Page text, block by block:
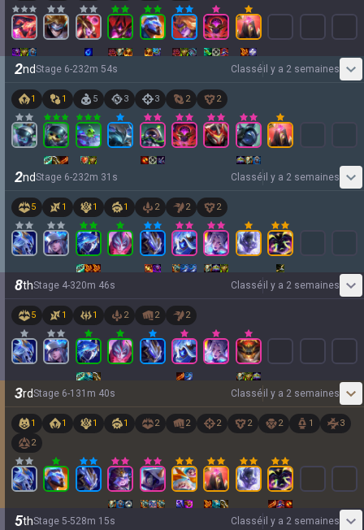
2ndStage 6-232m 54s Classéil y a 2 semaines
1 1 5 3 3 2 2
2ndStage 6-232m 31 s Classéil y a 2 semaines
5 1 1 1 2 2 2
8thStage 4-320m 46s Classéil y a 2 semaines
5 1 1 2 2 2
3rdStage 6-1 31 m 40s Classéil y a 2 semaines
1 1 1 1 2 2 2 2 2 1
3
2
5thStage 5-528m 15s Classéil y a 2 semaines